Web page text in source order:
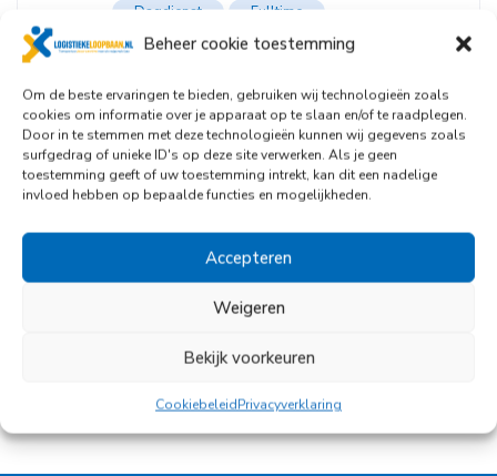
Beheer cookie toestemming
Om de beste ervaringen te bieden, gebruiken wij technologieën zoals
cookies om informatie over je apparaat op te slaan en/of te raadplegen.
Door in te stemmen met deze technologieën kunnen wij gegevens zoals
surfgedrag of unieke ID's op deze site verwerken. Als je geen
toestemming geeft of uw toestemming intrekt, kan dit een nadelige
invloed hebben op bepaalde functies en mogelijkheden.
Accepteren
Weigeren
Bekijk voorkeuren
CookiebeleidPrivacyverklaring
Dagdienst Fulltime
Medewerker Intern Transport
Logistiek / administratief
Roermond
€ 13-€15/ uur
3 Ploegen Fulltime
Medewerker goederenontvangst
Logistiek / administratief